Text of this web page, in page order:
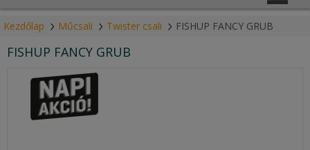
Kezdőlap Műcsali Twister csali FISHUP FANCY GRUB
FISHUP FANCY GRUB